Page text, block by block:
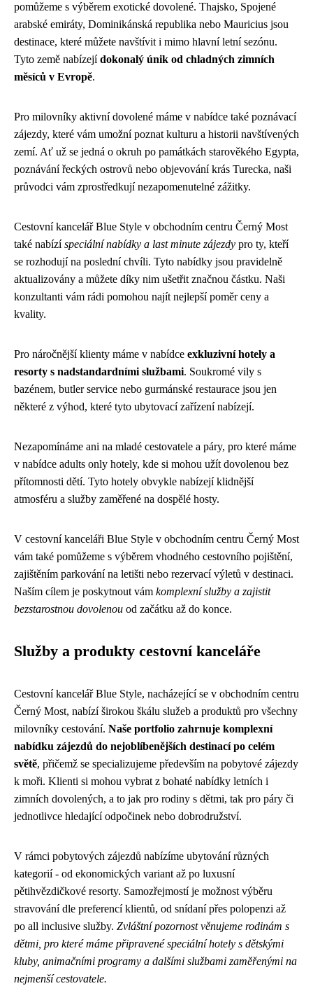
pomůžeme s výběrem exotické dovolené. Thajsko, Spojené
arabské emiráty, Dominikánská republika nebo Mauricius jsou
destinace, které můžete navštívit i mimo hlavní letní sezónu.
Tyto země nabízejí dokonalý únik od chladných zimních
měsíců v Evropě.
Pro milovníky aktivní dovolené máme v nabídce také poznávací
zájezdy, které vám umožní poznat kulturu a historii navštívených
zemí. Ať už se jedná o okruh po památkách starověkého Egypta,
poznávání řeckých ostrovů nebo objevování krás Turecka, naši
průvodci vám zprostředkují nezapomenutelné zážitky.
Cestovní kancelář Blue Style v obchodním centru Černý Most
také nabízí speciální nabídky a last minute zájezdy pro ty, kteří
se rozhodují na poslední chvíli. Tyto nabídky jsou pravidelně
aktualizovány a můžete díky nim ušetřit značnou částku. Naši
konzultanti vám rádi pomohou najít nejlepší poměr ceny a
kvality.
Pro náročnější klienty máme v nabídce exkluzivní hotely a
resorty s nadstandardními službami. Soukromé vily s
bazénem, butler service nebo gurmánské restaurace jsou jen
některé z výhod, které tyto ubytovací zařízení nabízejí.
Nezapomínáme ani na mladé cestovatele a páry, pro které máme
v nabídce adults only hotely, kde si mohou užít dovolenou bez
přítomnosti dětí. Tyto hotely obvykle nabízejí klidnější
atmosféru a služby zaměřené na dospělé hosty.
V cestovní kanceláři Blue Style v obchodním centru Černý Most
vám také pomůžeme s výběrem vhodného cestovního pojištění,
zajištěním parkování na letišti nebo rezervací výletů v destinaci.
Naším cílem je poskytnout vám komplexní služby a zajistit
bezstarostnou dovolenou od začátku až do konce.
Služby a produkty cestovní kanceláře
Cestovní kancelář Blue Style, nacházející se v obchodním centru
Černý Most, nabízí širokou škálu služeb a produktů pro všechny
milovníky cestování. Naše portfolio zahrnuje komplexní
nabídku zájezdů do nejoblíbenějších destinací po celém
světě, přičemž se specializujeme především na pobytové zájezdy
k moři. Klienti si mohou vybrat z bohaté nabídky letních i
zimních dovolených, a to jak pro rodiny s dětmi, tak pro páry či
jednotlivce hledající odpočinek nebo dobrodružství.
V rámci pobytových zájezdů nabízíme ubytování různých
kategorií - od ekonomických variant až po luxusní
pětihvězdičkové resorty. Samozřejmostí je možnost výběru
stravování dle preferencí klientů, od snídaní přes polopenzi až
po all inclusive služby. Zvláštní pozornost věnujeme rodinám s
dětmi, pro které máme připravené speciální hotely s dětskými
kluby, animačními programy a dalšími službami zaměřenými na
nejmenší cestovatele.